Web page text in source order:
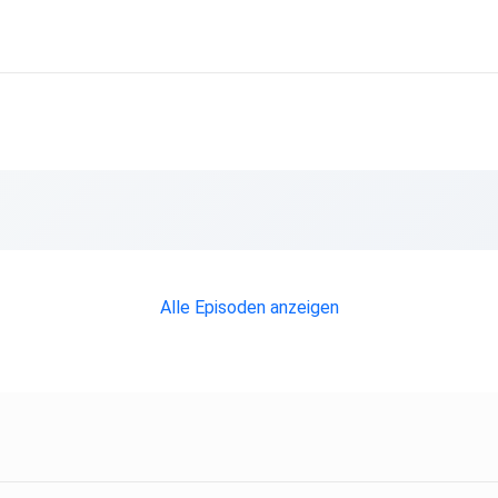
Alle Episoden anzeigen